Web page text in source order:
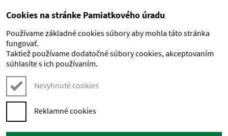
Preskočiť na hlavný obsah
Cookies na stránke Pamiatkového úradu
Používame základné cookies súbory aby mohla táto stránka
fungovať.
Taktiež používame dodatočné súbory cookies, akceptovaním
súhlasíte s ich používaním.
Nevyhnuté cookies
Reklamné cookies